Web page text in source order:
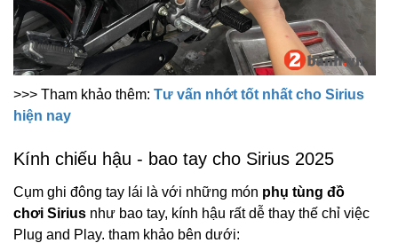
>>> Tham khảo thêm: Tư vấn nhớt tốt nhất cho Sirius
hiện nay
Kính chiếu hậu - bao tay cho Sirius 2025
Cụm ghi đông tay lái là với những món phụ tùng đồ
chơi Sirius như bao tay, kính hậu rất dễ thay thế chỉ việc
Plug and Play. tham khảo bên dưới: